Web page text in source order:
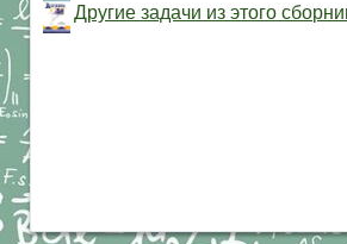
Другие задачи из этого